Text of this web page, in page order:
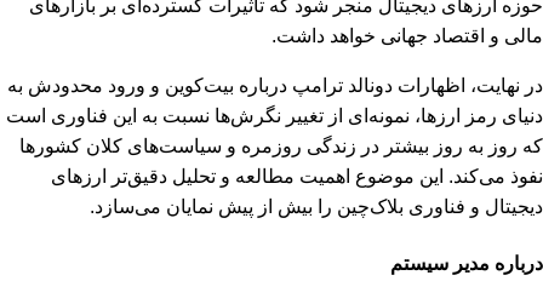
حوزه ارزهای دیجیتال منجر شود که تأثیرات گسترده‌ای بر بازارهای
مالی و اقتصاد جهانی خواهد داشت.
در نهایت، اظهارات دونالد ترامپ درباره بیت‌کوین و ورود محدودش به
دنیای رمز ارزها، نمونه‌ای از تغییر نگرش‌ها نسبت به این فناوری است
که روز به روز بیشتر در زندگی روزمره و سیاست‌های کلان کشورها
نفوذ می‌کند. این موضوع اهمیت مطالعه و تحلیل دقیق‌تر ارزهای
دیجیتال و فناوری بلاک‌چین را بیش از پیش نمایان می‌سازد.
درباره مدیر سیستم